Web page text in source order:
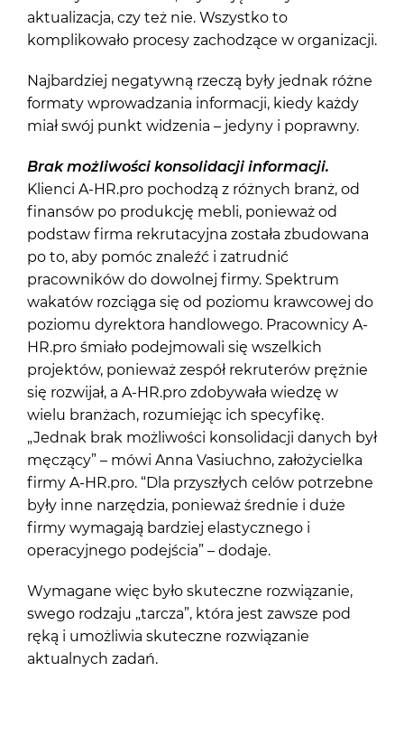
aktualizacja, czy też nie. Wszystko to
komplikowało procesy zachodzące w organizacji.
Najbardziej negatywną rzeczą były jednak różne
formaty wprowadzania informacji, kiedy każdy
miał swój punkt widzenia – jedyny i poprawny.
Brak możliwości konsolidacji informacji.
Klienci A-HR.pro pochodzą z różnych branż, od
finansów po produkcję mebli, ponieważ od
podstaw firma rekrutacyjna została zbudowana
po to, aby pomóc znaleźć i zatrudnić
pracowników do dowolnej firmy. Spektrum
wakatów rozciąga się od poziomu krawcowej do
poziomu dyrektora handlowego. Pracownicy A-
HR.pro śmiało podejmowali się wszelkich
projektów, ponieważ zespół rekruterów prężnie
się rozwijał, a A-HR.pro zdobywała wiedzę w
wielu branżach, rozumiejąc ich specyfikę.
„Jednak brak możliwości konsolidacji danych był
męczący” – mówi Anna Vasiuchno, założycielka
firmy A-HR.pro. “Dla przyszłych celów potrzebne
były inne narzędzia, ponieważ średnie i duże
firmy wymagają bardziej elastycznego i
operacyjnego podejścia” – dodaje.
Wymagane więc było skuteczne rozwiązanie,
swego rodzaju „tarcza”, która jest zawsze pod
ręką i umożliwia skuteczne rozwiązanie
aktualnych zadań.